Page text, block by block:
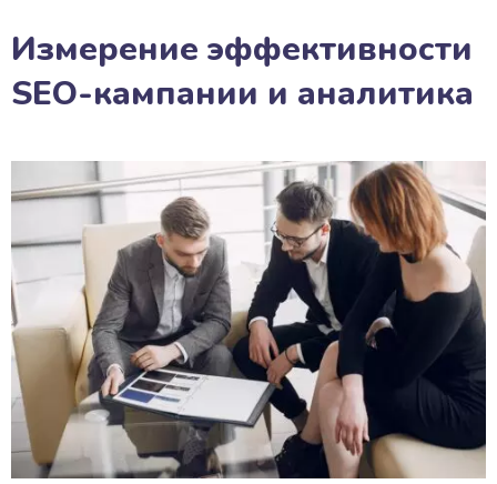
Измерение эффективности
SEO-кампании и аналитика